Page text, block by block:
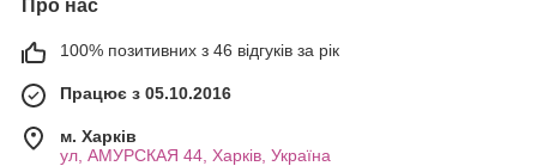
Про нас
100% позитивних з 46 відгуків за рік
Працює з 05.10.2016
м. Харків
ул, АМУРСКАЯ 44, Харків, Україна